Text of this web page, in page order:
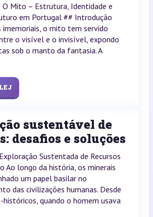
O Mito – Estrutura, Identidade e
em Portugal ## Introdução
imemoriais, o mito tem servido
o visível e o invisível, expondo
sob o manto da fantasia. A
sustentável de
desafios e soluções
Sustentada de Recursos
Ao longo da história, os minerais
um papel basilar no
das civilizações humanas. Desde
quando o homem usava